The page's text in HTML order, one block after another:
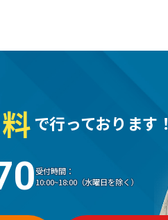
料で行っております！
受付時間：
10:00~18:00（水曜日を除く）